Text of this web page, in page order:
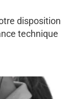
disposition
technique